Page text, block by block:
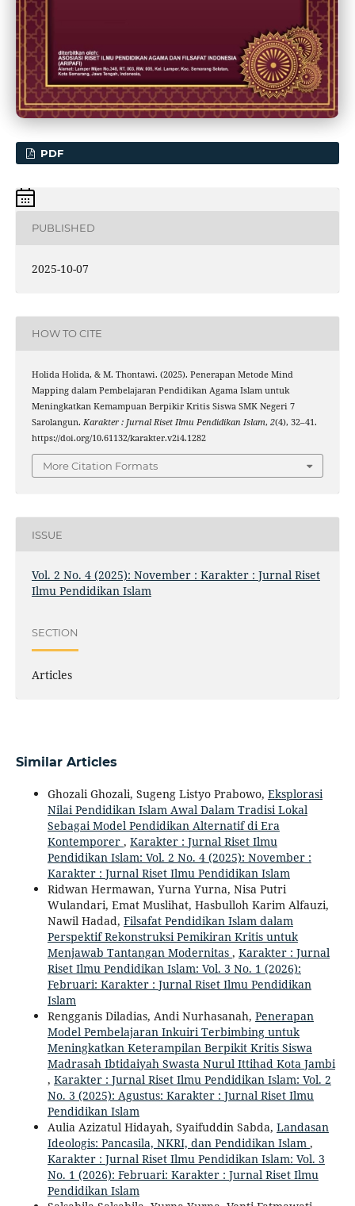
PDF
PUBLISHED
2025-10-07
HOW TO CITE
Holida Holida, & M. Thontawi. (2025). Penerapan Metode Mind
Mapping dalam Pembelajaran Pendidikan Agama Islam untuk
Meningkatkan Kemampuan Berpikir Kritis Siswa SMK Negeri 7
Sarolangun. Karakter : Jurnal Riset Ilmu Pendidikan Islam, 2(4), 32–41.
https://doi.org/10.61132/karakter.v2i4.1282
More Citation Formats
ISSUE
Vol. 2 No. 4 (2025): November : Karakter : Jurnal Riset
Ilmu Pendidikan Islam
SECTION
Articles
Similar Articles
Ghozali Ghozali, Sugeng Listyo Prabowo, Eksplorasi
Nilai Pendidikan Islam Awal Dalam Tradisi Lokal
Sebagai Model Pendidikan Alternatif di Era
Kontemporer , Karakter : Jurnal Riset Ilmu
Pendidikan Islam: Vol. 2 No. 4 (2025): November :
Karakter : Jurnal Riset Ilmu Pendidikan Islam
Ridwan Hermawan, Yurna Yurna, Nisa Putri
Wulandari, Emat Muslihat, Hasbulloh Karim Alfauzi,
Nawil Hadad, Filsafat Pendidikan Islam dalam
Perspektif Rekonstruksi Pemikiran Kritis untuk
Menjawab Tantangan Modernitas , Karakter : Jurnal
Riset Ilmu Pendidikan Islam: Vol. 3 No. 1 (2026):
Februari: Karakter : Jurnal Riset Ilmu Pendidikan
Islam
Rengganis Diladias, Andi Nurhasanah, Penerapan
Model Pembelajaran Inkuiri Terbimbing untuk
Meningkatkan Keterampilan Berpikit Kritis Siswa
Madrasah Ibtidaiyah Swasta Nurul Ittihad Kota Jambi
, Karakter : Jurnal Riset Ilmu Pendidikan Islam: Vol. 2
No. 3 (2025): Agustus: Karakter : Jurnal Riset Ilmu
Pendidikan Islam
Aulia Azizatul Hidayah, Syaifuddin Sabda, Landasan
Ideologis: Pancasila, NKRI, dan Pendidikan Islam ,
Karakter : Jurnal Riset Ilmu Pendidikan Islam: Vol. 3
No. 1 (2026): Februari: Karakter : Jurnal Riset Ilmu
Pendidikan Islam